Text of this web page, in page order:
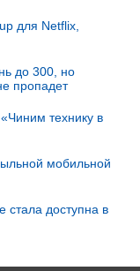
для Netflix,
до 300, но
пропадет
технику в
мобильной
стала доступна в